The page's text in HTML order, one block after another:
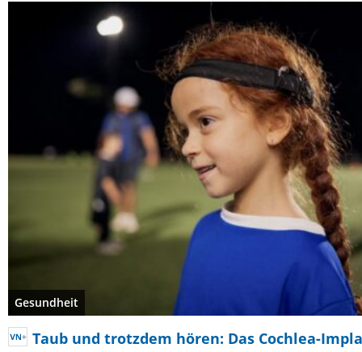
Gesundheit
Taub und trotzdem hören: Das Cochlea-